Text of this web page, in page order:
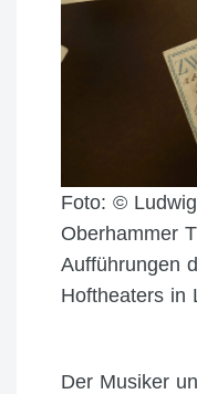
Foto: ©
Oberhammer
Aufführungen
Hoftheaters in
Der Musiker